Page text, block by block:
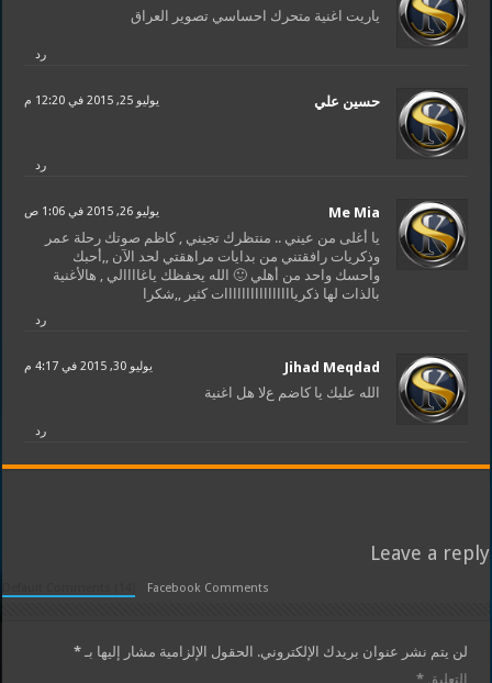
ياريت اغنية متحرك احساسي تصوير العراق
رد
حسين علي يوليو 25, 2015 في 12:20 م
رد
Me Mia يوليو 26, 2015 في 1:06 ص
يا أغلى من عيني .. منتظرك تجيني , كاظم صوتك رحلة عمر
وذكريات رافقتني من بدايات مراهقتي لحد الآن ,,أحبك
وأحسك واحد من أهلي 🙂 الله يحفظك ياغاااالي , هالأغنية
بالذات لها ذكرياااااااااااااااات كثير ,,شكرا
رد
Jihad Meqdad يوليو 30, 2015 في 4:17 م
الله عليك يا كاضم عﻻ هل اغنية
رد
Leave a reply
Facebook Comments
لن يتم نشر عنوان بريدك الإلكتروني. الحقول الإلزامية مشار إليها بـ*
التعليق*